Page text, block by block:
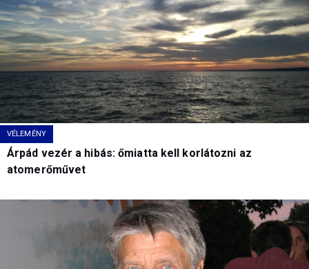
VÉLEMÉNY
Árpád vezér a hibás: őmiatta kell korlátozni az
atomerőművet